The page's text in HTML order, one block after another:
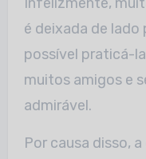
é deixada de lado
possível praticá-
muitos amigos e
admirável.
Por causa disso,